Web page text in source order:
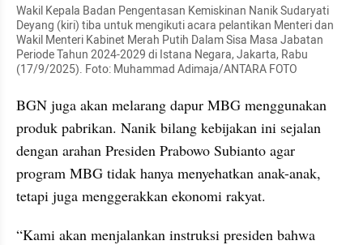
Wakil Kepala Badan Pengentasan Kemiskinan Nanik Sudaryati
Deyang (kiri) tiba untuk mengikuti acara pelantikan Menteri dan
Wakil Menteri Kabinet Merah Putih Dalam Sisa Masa Jabatan
Periode Tahun 2024-2029 di Istana Negara, Jakarta, Rabu
(17/9/2025). Foto: Muhammad Adimaja/ANTARA FOTO
BGN juga akan melarang dapur MBG menggunakan
produk pabrikan. Nanik bilang kebijakan ini sejalan
dengan arahan Presiden Prabowo Subianto agar
program MBG tidak hanya menyehatkan anak-anak,
tetapi juga menggerakkan ekonomi rakyat.
“Kami akan menjalankan instruksi presiden bahwa